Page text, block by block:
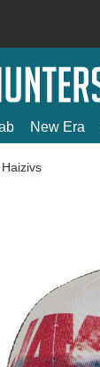
New Era
Haizivs